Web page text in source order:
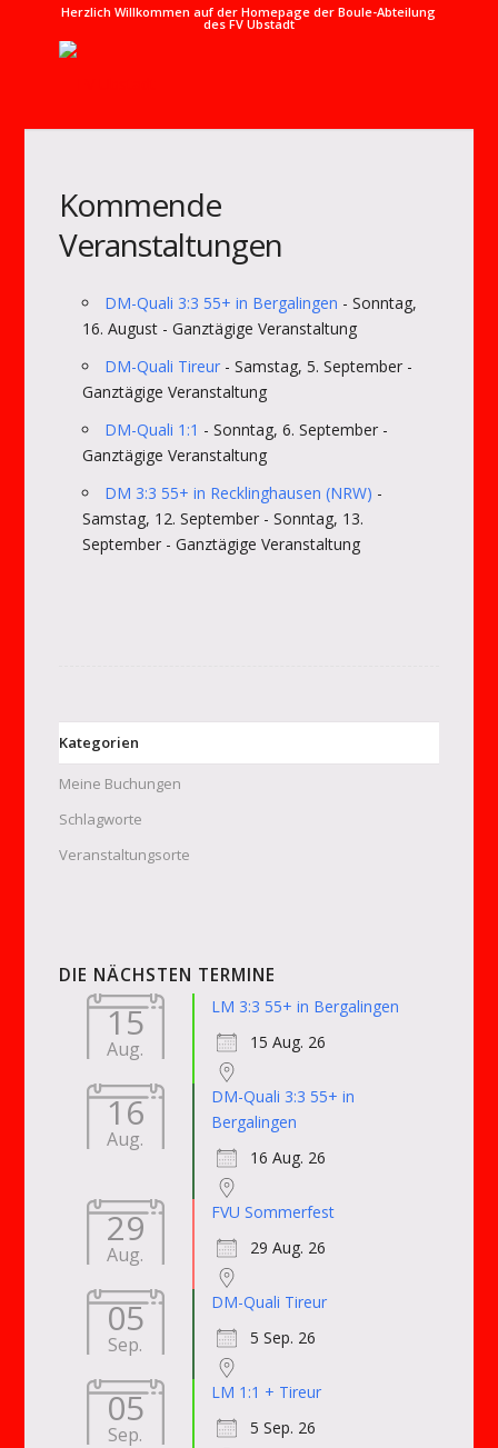
Herzlich Willkommen auf der Homepage der Boule-Abteilung
des FV Ubstadt
Kommende
Veranstaltungen
DM-Quali 3:3 55+ in Bergalingen - Sonntag,
16. August - Ganztägige Veranstaltung
DM-Quali Tireur- Samstag, 5. September -
Ganztägige Veranstaltung
DM-Quali 1:1 - Sonntag, 6. September -
Ganztägige Veranstaltung
DM 3:3 55+ in Recklinghausen (NRW) -
Samstag, 12. September - Sonntag, 13.
September - Ganztägige Veranstaltung
Kategorien
Meine Buchungen
Schlagworte
Veranstaltungsorte
DIE NÄCHSTEN TERMINE
15
Aug.
LM 3:3 55+ in Bergalingen
15 Aug. 26
16
Aug.
DM-Quali 3:3 55+ in
Bergalingen
16 Aug. 26
29
Aug.
FVU Sommerfest
29 Aug. 26
05
Sep.
DM-Quali Tireur
5 Sep. 26
05
Sep.
LM 1:1 + Tireur
5 Sep. 26